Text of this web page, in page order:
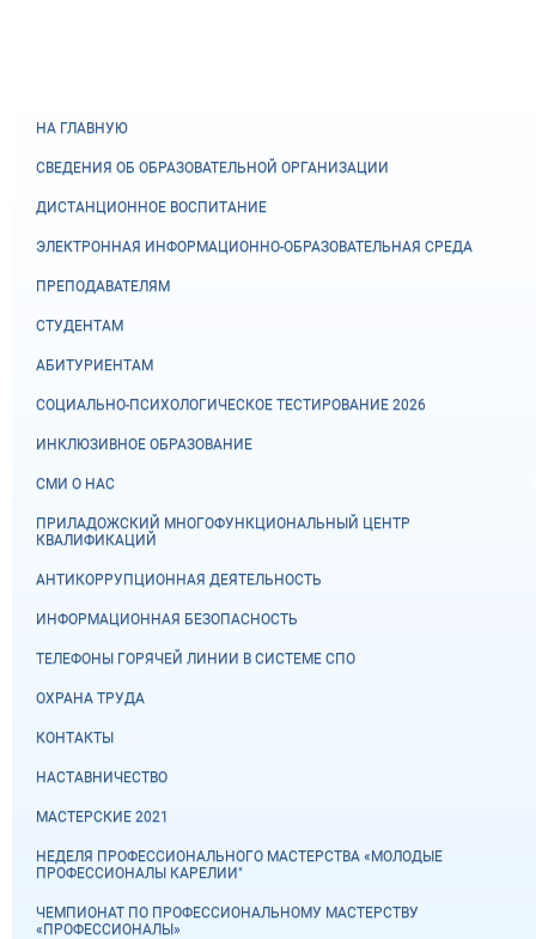
НА ГЛАВНУЮ
СВЕДЕНИЯ ОБ ОБРАЗОВАТЕЛЬНОЙ ОРГАНИЗАЦИИ
ДИСТАНЦИОННОЕ ВОСПИТАНИЕ
ЭЛЕКТРОННАЯ ИНФОРМАЦИОННО-ОБРАЗОВАТЕЛЬНАЯ СРЕДА
ПРЕПОДАВАТЕЛЯМ
СТУДЕНТАМ
АБИТУРИЕНТАМ
СОЦИАЛЬНО-ПСИХОЛОГИЧЕСКОЕ ТЕСТИРОВАНИЕ 2026
ИНКЛЮЗИВНОЕ ОБРАЗОВАНИЕ
СМИ О НАС
ПРИЛАДОЖСКИЙ МНОГОФУНКЦИОНАЛЬНЫЙ ЦЕНТР
КВАЛИФИКАЦИЙ
АНТИКОРРУПЦИОННАЯ ДЕЯТЕЛЬНОСТЬ
ИНФОРМАЦИОННАЯ БЕЗОПАСНОСТЬ
ТЕЛЕФОНЫ ГОРЯЧЕЙ ЛИНИИ В СИСТЕМЕ СПО
ОХРАНА ТРУДА
КОНТАКТЫ
НАСТАВНИЧЕСТВО
МАСТЕРСКИЕ 2021
НЕДЕЛЯ ПРОФЕССИОНАЛЬНОГО МАСТЕРСТВА «МОЛОДЫЕ
ПРОФЕССИОНАЛЫ КАРЕЛИИ"
ЧЕМПИОНАТ ПО ПРОФЕССИОНАЛЬНОМУ МАСТЕРСТВУ
«ПРОФЕССИОНАЛЫ»